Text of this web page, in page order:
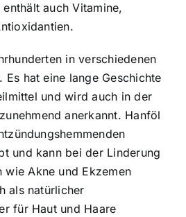
auch Vitamine,
in verschiedenen
Es hat eine lange Geschichte
und wird auch in der
anerkannt. Hanföl
und kann bei der Linderung
Akne und Ekzemen
als natürlicher
für Haut und Haare